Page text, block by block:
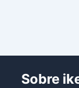
Sobre